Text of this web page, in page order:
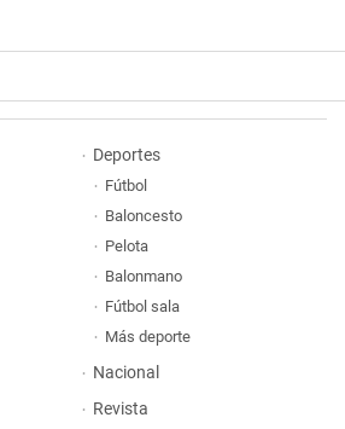
Deportes
Fútbol
Baloncesto
Pelota
Balonmano
Fútbol sala
Más deporte
Nacional
Revista